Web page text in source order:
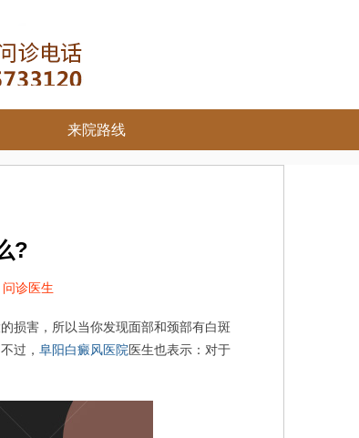
来院路线
?
问诊医生
害，所以当你发现面部和颈部有白斑
过， 阜阳白癜风医院医生也表示：对于